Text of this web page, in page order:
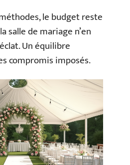
le budget reste
salle de mariage n’en
Un équilibre
compromis imposés.